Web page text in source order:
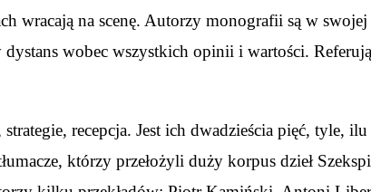
wracają na scenę. Autorzy monografii są w
wobec wszystkich opinii i wartości.
recepcja. Jest ich dwadzieścia pięć,
którzy przełożyli duży korpus dzieł